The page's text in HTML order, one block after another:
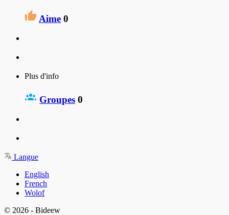
Aime 0
Plus d'info
Groupes 0
Langue
English
French
Wolof
© 2026 - Bideew